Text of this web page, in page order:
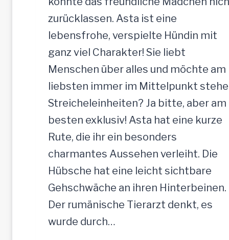
H
ü
n
d
i
n
,
5
2
c
m
zurücklassen. Asta ist eine
lebensfrohe, verspielte Hündin mit
ganz viel Charakter! Sie liebt
Menschen über alles und möchte am
liebsten immer im Mittelpunkt
Streicheleinheiten? Ja bitte, aber am
besten exklusiv! Asta hat eine kurze
Rute, die ihr ein besonders
charmantes Aussehen verleiht. Die
Hübsche hat eine leicht sichtbare
Gehschwäche an ihren Hinterbeinen.
Der rumänische Tierarzt denkt, es
wurde durch…